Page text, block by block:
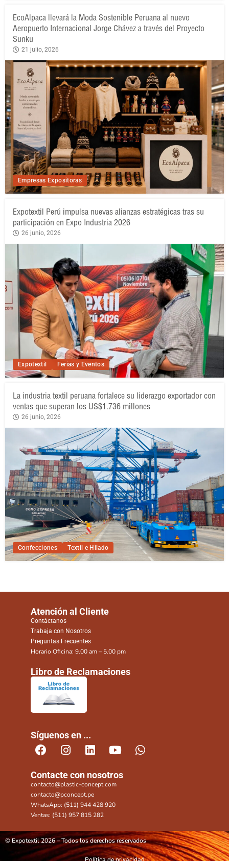
Empresas Expositoras
EcoAlpaca llevará la Moda Sostenible Peruana al nuevo
Aeropuerto Internacional Jorge Chávez a través del Proyecto
Sunku
21 julio, 2026
Expotextil Ferias y Eventos
Expotextil Perú impulsa nuevas alianzas estratégicas tras su
participación en Expo Industria 2026
26 junio, 2026
Confecciones Textil e Hilado
La industria textil peruana fortalece su liderazgo exportador con
ventas que superan los US$1.736 millones
26 junio, 2026
Atención al Cliente
Contáctanos
Trabaja con Nosotros
Preguntas Frecuentes
Horario Oficina: 9.00 am – 5.00 pm
Libro de Reclamaciones
Síguenos en ...
Contacte con nosotros
contacto@plastic-concept.com
contacto@pconcept.pe
WhatsApp: (511) 944 428 920
Ventas: (511) 957 815 282
© Expotextil 2026 – Todos los derechos reservados